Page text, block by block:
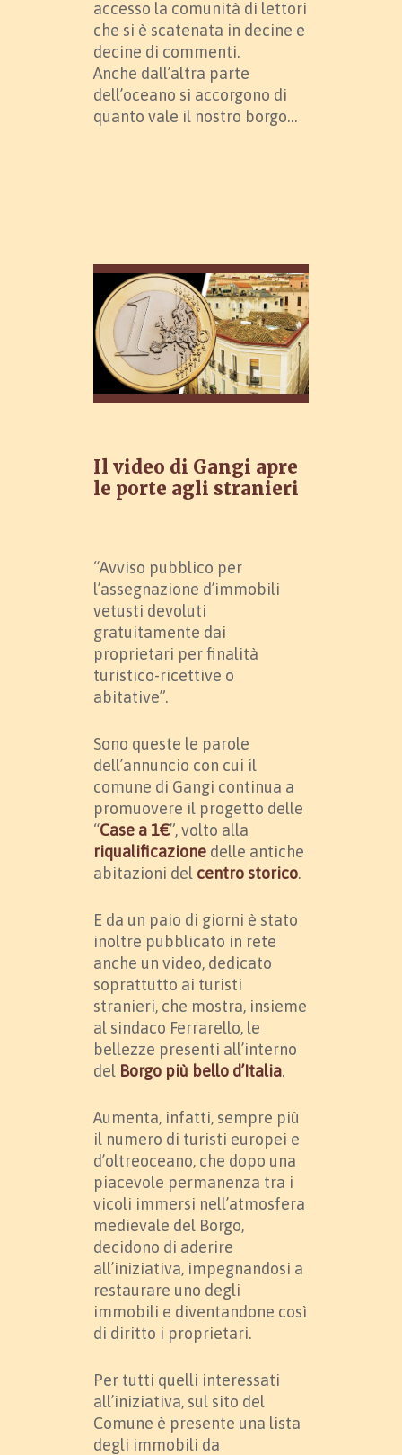
accesso la comunità di lettori
che si è scatenata in decine e
decine di commenti.
Anche dall’altra parte
dell’oceano si accorgono di
quanto vale il nostro borgo…
Il video di Gangi apre
le porte agli stranieri
“Avviso pubblico per
l’assegnazione d’immobili
vetusti devoluti
gratuitamente dai
proprietari per finalità
turistico-ricettive o
abitative”.
Sono queste le parole
dell’annuncio con cui il
comune di Gangi continua a
promuovere il progetto delle
“Case a 1€”, volto alla
riqualificazione delle antiche
abitazioni del centro storico.
E da un paio di giorni è stato
inoltre pubblicato in rete
anche un video, dedicato
soprattutto ai turisti
stranieri, che mostra, insieme
al sindaco Ferrarello, le
bellezze presenti all’interno
del Borgo più bello d’Italia.
Aumenta, infatti, sempre più
il numero di turisti europei e
d’oltreoceano, che dopo una
piacevole permanenza tra i
vicoli immersi nell’atmosfera
medievale del Borgo,
decidono di aderire
all’iniziativa, impegnandosi a
restaurare uno degli
immobili e diventandone così
di diritto i proprietari.
Per tutti quelli interessati
all’iniziativa, sul sito del
Comune è presente una lista
degli immobili da